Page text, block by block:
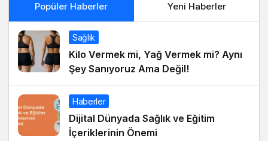
Popüler Haberler Yeni Haberler
Sağlık
Kilo Vermek mi, Yağ Vermek mi? Aynı
Şey Sanıyoruz Ama Değil!
Haberler
Dijital Dünyada Sağlık ve Eğitim
İçeriklerinin Önemi